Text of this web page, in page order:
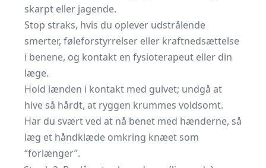
skarpt eller jagende.
Stop straks, hvis du oplever udstrålende
smerter, føleforstyrrelser eller kraftnedsættelse
i benene, og kontakt en fysioterapeut eller din
læge.
Hold lænden i kontakt med gulvet; undgå at
hive så hårdt, at ryggen krummes voldsomt.
Har du svært ved at nå benet med hænderne, så
læg et håndklæde omkring knæet som
“forlænger”.